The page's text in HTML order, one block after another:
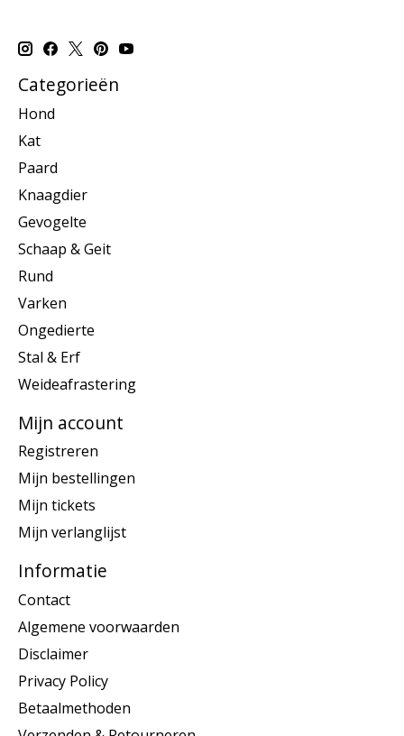
Categorieën
Hond
Kat
Paard
Knaagdier
Gevogelte
Schaap & Geit
Rund
Varken
Ongedierte
Stal & Erf
Weideafrastering
Mijn account
Registreren
Mijn bestellingen
Mijn tickets
Mijn verlanglijst
Informatie
Contact
Algemene voorwaarden
Disclaimer
Privacy Policy
Betaalmethoden